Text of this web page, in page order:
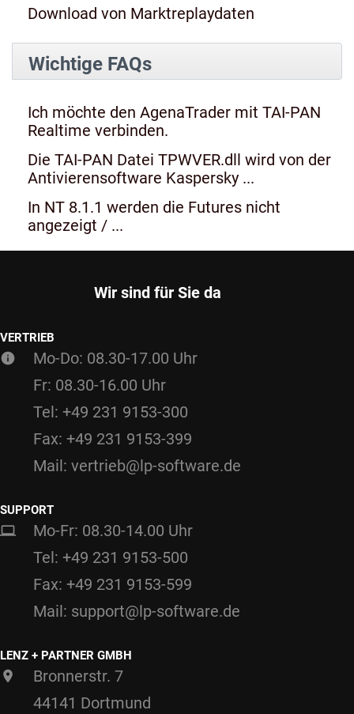
Download von Marktreplaydaten
Wichtige FAQs
Ich möchte den AgenaTrader mit TAI-PAN
Realtime verbinden.
Die TAI-PAN Datei TPWVER.dll wird von der
Antivierensoftware Kaspersky ...
In NT 8.1.1 werden die Futures nicht
angezeigt / ...
Wir sind für Sie da
VERTRIEB
Mo-Do: 08.30-17.00 Uhr
Fr: 08.30-16.00 Uhr
Tel: +49 231 9153-300
Fax: +49 231 9153-399
Mail: vertrieb@lp-software.de
SUPPORT
Mo-Fr: 08.30-14.00 Uhr
Tel: +49 231 9153-500
Fax: +49 231 9153-599
Mail: support@lp-software.de
LENZ + PARTNER GMBH
Bronnerstr. 7
44141 Dortmund